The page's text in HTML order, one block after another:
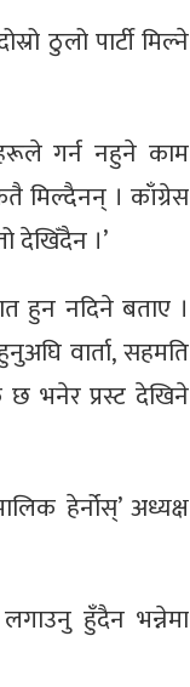
ठुलो पार्टी मिल्ने
गर्न नहुने काम
मिल्दैनन् । काँग्रेस
देखिँदैन ।’
हुन नदिने बताए ।
वार्ता, सहमति
छ भनेर प्रस्ट देखिने
हेर्नोस्’ अध्यक्ष
लगाउनु हुँदैन भन्नेमा